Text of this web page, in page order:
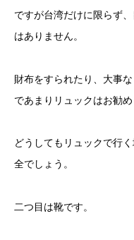
ですが台湾だけに限らず
はありません。
財布をすられたり、大事
であまりリュックはお勧め
どうしてもリュックで行
全でしょう。
二つ目は靴です。